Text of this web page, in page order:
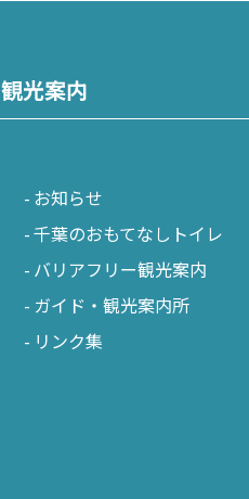
観光案内
お知らせ
千葉のおもてなしトイレ
バリアフリー観光案内
ガイド・観光案内所
リンク集